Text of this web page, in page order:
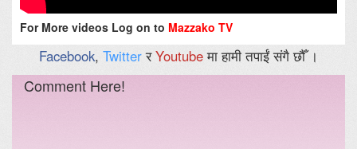
For More videos Log on to Mazzako TV
Facebook, TwitterरYoutubeमा हामी तपाईं संगै छौँ ।
Comment Here!